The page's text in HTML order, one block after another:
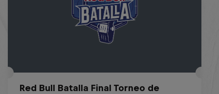
Red Bull Batalla Final Torneo de